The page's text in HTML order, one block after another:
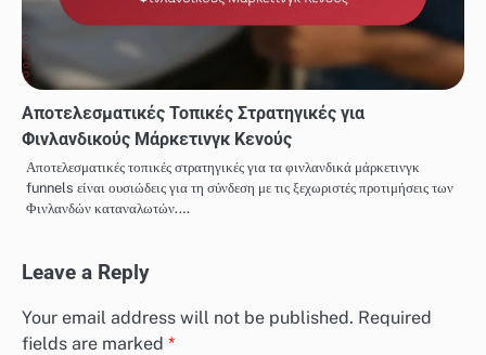
Αποτελεσματικές Τοπικές Στρατηγικές για
Φινλανδικούς Μάρκετινγκ Κενούς
Αποτελεσματικές τοπικές στρατηγικές για τα φινλανδικά μάρκετινγκ
funnels είναι ουσιώδεις για τη σύνδεση με τις ξεχωριστές προτιμήσεις των
Φινλανδών καταναλωτών.…
Leave a Reply
Your email address will not be published. Required
fields are marked *